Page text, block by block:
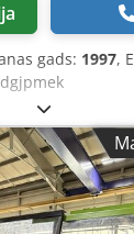
gads: 1997,